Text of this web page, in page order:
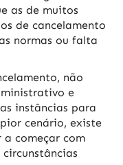
as de muitos
de cancelamento
normas ou falta
não
e
instâncias para
cenário, existe
começar com